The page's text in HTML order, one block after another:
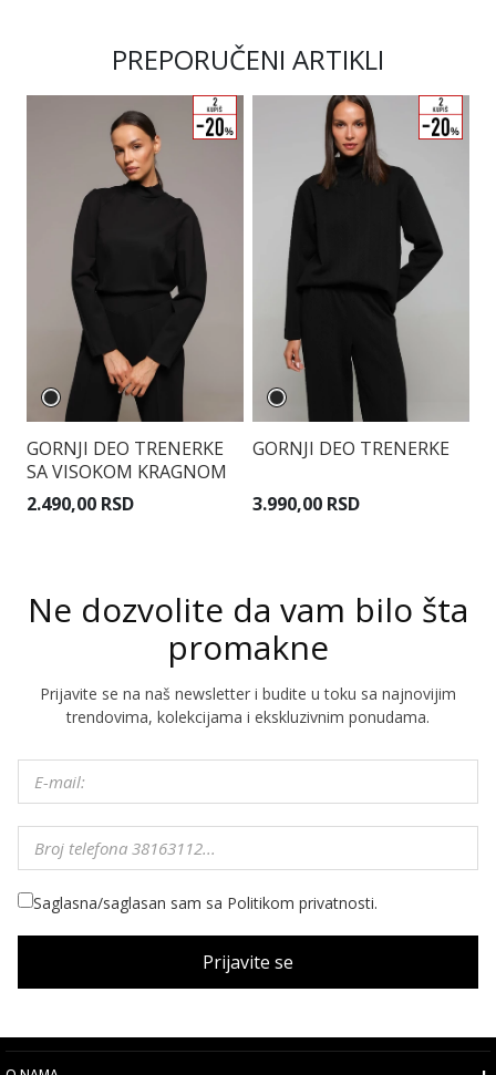
PREPORUČENI ARTIKLI
GORNJI DEO TRENERKE
SA VISOKOM KRAGNOM
2.490,00 RSD
GORNJI DEO TRENERKE
3.990,00 RSD
Ne dozvolite da vam bilo šta
promakne
Prijavite se na naš newsletter i budite u toku sa najnovijim
trendovima, kolekcijama i ekskluzivnim ponudama.
Saglasna/saglasan sam sa Politikom privatnosti.
Prijavite se